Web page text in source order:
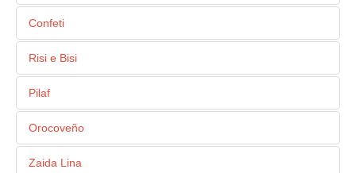
COMO EL ARROZ CANTONES, PERO CON ELEMENTOS
DE NUESTRA ZONA MASITAS DE CERDO, JAMON,
SOFRITO CRIOLLO, HABICHUELAS BLANCAS Y
TIERNAS, ZANAHORIAS Y GERMINADOS.
Confeti
CON CALDO DE RES, TOCINETA, PIMIENTOS
COLORIDOS Y CEBOLLA CARAMELIZADA.
Risi e Bisi
GUISANTES, PIMIENTOS ASADOS Y PARMESANO.
Pilaf
CALDO DE POLLO CON AZAFRÁN, CEBOLLA, FRUTAS
SECAS Y NUECES TOSTADAS.
Orocoveño
GUISADO CON LONGANIZA, MASITAS DE CERDO Y
Zaida Lina